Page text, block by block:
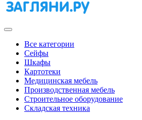
Все категории
Сейфы
Шкафы
Картотеки
Медицинская мебель
Производственная мебель
Строительное оборудование
Складская техника